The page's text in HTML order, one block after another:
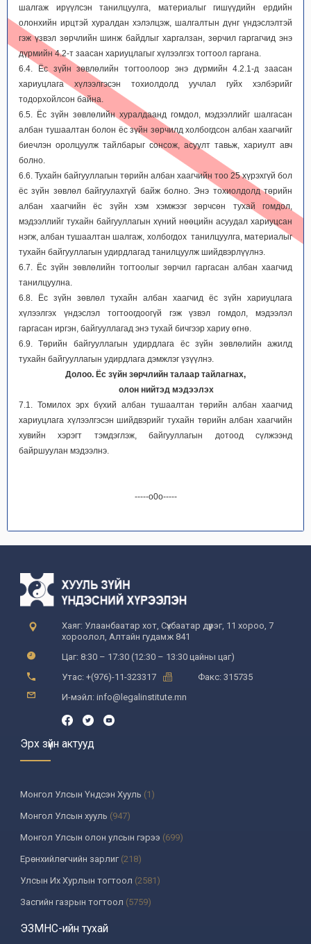
шалгаж ирүүлсэн танилцуулга, материалыг гишүүдийн ердийн
олонхийн ирцтэй хуралдан хэлэлцэж, шалгалтын дүнг үндэслэлтэй
гэж үзвэл зөрчлийн шинж байдлыг харгалзан, зөрчил гаргагчид энэ
дүрмийн 4.2-т заасан хариуцлагыг хүлээлгэх тогтоол гаргана.
6.4. Ёс зүйн зөвлөлийн тогтоолоор энэ дүрмийн 4.2.1-д заасан
хариуцлага хүлээлгэсэн тохиолдолд уучлал гуйх хэлбэрийг
тодорхойлсон байна.
6.5. Ёс зүйн зөвлөлийн хуралдаанд гомдол, мэдээллийг шалгасан
албан тушаалтан болон ёс зүйн зөрчилд холбогдсон албан хаагчийг
биечлэн оролцуулж тайлбарыг сонсож, асуулт тавьж, хариулт авч
болно.
6.6. Тухайн байгууллагын төрийн албан хаагчийн тоо 25 хүрэхгүй бол
ёс зүйн зөвлөл байгуулахгүй байж болно. Энэ тохиолдолд төрийн
албан хаагчийн ёс зүйн хэм хэмжээг зөрчсөн тухай гомдол,
мэдээллийг тухайн байгууллагын хүний нөөцийн асуудал хариуцсан
нэгж, албан тушаалтан шалгаж, холбогдох танилцуулга, материалыг
тухайн байгууллагын удирдлагад танилцуулж шийдвэрлүүлнэ.
6.7. Ёс зүйн зөвлөлийн тогтоолыг зөрчил гаргасан албан хаагчид
танилцуулна.
6.8. Ёс зүйн зөвлөл тухайн албан хаагчид ёс зүйн хариуцлага
хүлээлгэх үндэслэл тогтоогдоогүй гэж үзвэл гомдол, мэдээлэл
гаргасан иргэн, байгууллагад энэ тухай бичгээр хариу өгнө.
6.9. Төрийн байгууллагын удирдлага ёс зүйн зөвлөлийн ажилд
тухайн байгууллагын удирдлага дэмжлэг үзүүлнэ.
Долоо. Ёс зүйн зөрчлийн талаар тайлагнах,
олон нийтэд мэдээлэх
7.1. Томилох эрх бүхий албан тушаалтан төрийн албан хаагчид
хариуцлага хүлээлгэсэн шийдвэрийг тухайн төрийн албан хаагчийн
хувийн хэрэгт тэмдэглэж, байгууллагын дотоод сүлжээнд
байршуулан мэдээлнэ.
-----о0о-----
Хаяг: Улаанбаатар хот, Сүхбаатар дүүрэг, 11 хороо, 7
хороолол, Алтайн гудамж 841
Цаг: 8:30 – 17:30 (12:30 – 13:30 цайны цаг)
Утас: +(976)-11-323317
Факс: 315735
И-мэйл: info@legalinstitute.mn
Эрх зүйн актууд
Монгол Улсын Үндсэн Хууль (1)
Монгол Улсын хууль (947)
Монгол Улсын олон улсын гэрээ (699)
Ерөнхийлөгчийн зарлиг(218)
Улсын Их Хурлын тогтоол (2581)
Засгийн газрын тогтоол (5759)
Үндсэн хуулийн цэцийн шийдвэр
ЭЗМНС-ийн тухай